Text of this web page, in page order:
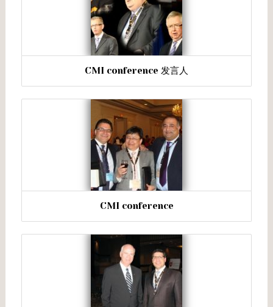
CMI conference 发言人
CMI conference